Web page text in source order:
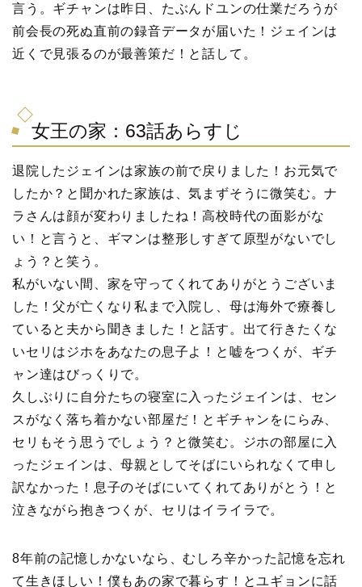
言う。ギチャンは昨日、たぶんドユンの仕業だろうが
前会長の死ぬ直前の録音データが届いた！ジェインは
近くで見張るのが最善策だ！と話して。
女王の家：63話あらすじ
退院したジェインは家族の前で戻りました！お元気で
したか？と聞かれた家族は、気まずそうに微笑む。ナ
ラさんは顔が変わりましたね！高校時代の面影がな
い！と言うと、ギマンは整形しすぎて原型がないでし
ょう？と笑う。
私がいない間、家を守ってくれてありがとうございま
した！父が亡くなり私まで入院し、母は海外で療養し
ていると夫から聞きました！と話す。出て行きたくな
いセリはジホをあなたの息子よ！と嘘をつくが、ギチ
ャン達はびっくりで。
久しぶりに自分たちの寝室に入ったジェインは、セン
スがなく落ち着かない部屋だ！とギチャンをにらみ、
セリもそう思うでしょう？と微笑む。ジホの部屋に入
ったジェインは、母親としてそばにいられなくて申し
訳なかった！息子のそばにいてくれてありがとう！と
泣きながら抱きつくが、セリはイライラで。
8年前の記憶しかないなら、むしろ辛かった記憶を忘れ
て生きほしい！僕もあの家で暮らす！とユギョンに話